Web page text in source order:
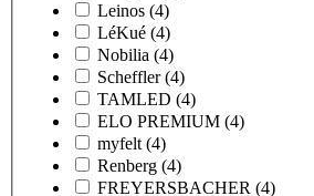
Leinos (4)
LéKué (4)
Nobilia (4)
Scheffler (4)
TAMLED (4)
ELO PREMIUM (4)
myfelt (4)
Renberg (4)
FREYERSBACHER (4)